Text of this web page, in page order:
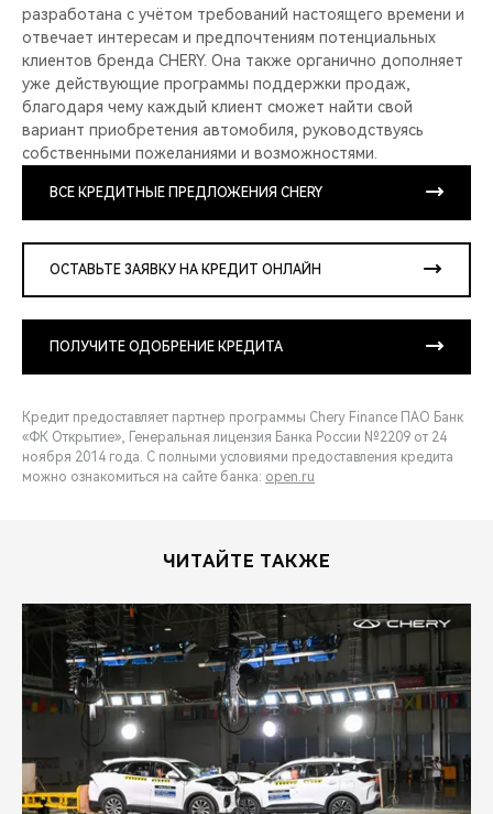
разработана с учётом требований настоящего времени и
отвечает интересам и предпочтениям потенциальных
клиентов бренда CHERY. Она также органично дополняет
уже действующие программы поддержки продаж,
благодаря чему каждый клиент сможет найти свой
вариант приобретения автомобиля, руководствуясь
собственными пожеланиями и возможностями.
ВСЕ КРЕДИТНЫЕ ПРЕДЛОЖЕНИЯ CHERY
ОСТАВЬТЕ ЗАЯВКУ НА КРЕДИТ ОНЛАЙН
ПОЛУЧИТЕ ОДОБРЕНИЕ КРЕДИТА
Кредит предоставляет партнер программы Chery Finance ПАО Банк
«ФК Открытие», Генеральная лицензия Банка России №2209 от 24
ноября 2014 года. С полными условиями предоставления кредита
можно ознакомиться на сайте банка: open.ru
ЧИТАЙТЕ ТАКЖЕ